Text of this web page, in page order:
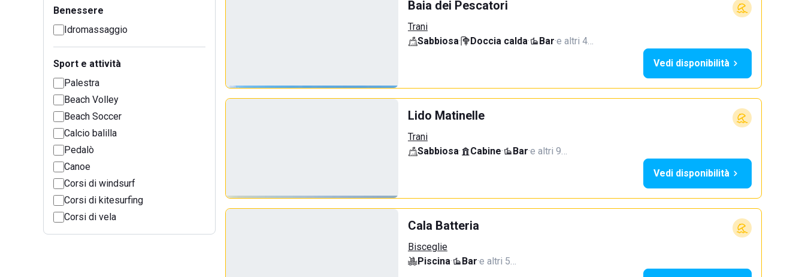
Benessere
Idromassaggio
Sport e attività
Palestra
Beach Volley
Beach Soccer
Calcio balilla
Pedalò
Canoe
Corsi di windsurf
Corsi di kitesurfing
Corsi di vela
Baia dei Pescatori
Trani
Sabbiosa· Doccia calda· Bar·e altri 4…
Vedi disponibilità
Lido Matinelle
Trani
Sabbiosa· Cabine· Bar·e altri 9…
Vedi disponibilità
Cala Batteria
Bisceglie
Piscina· Bar·e altri 5…